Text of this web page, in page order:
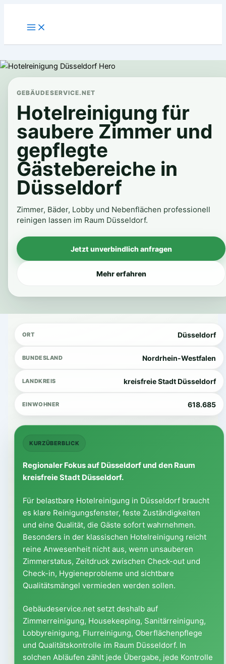
GEBÄUDESERVICE.NET
Hotelreinigung für
saubere Zimmer und
gepflegte
Gästebereiche in
Düsseldorf
Zimmer, Bäder, Lobby und Nebenflächen professionell
reinigen lassen im Raum Düsseldorf.
Jetzt unverbindlich anfragen
Mehr erfahren
ORT Düsseldorf
BUNDESLAND Nordrhein-Westfalen
LANDKREIS kreisfreie Stadt Düsseldorf
EINWOHNER 618.685
KURZÜBERBLICK
Regionaler Fokus auf Düsseldorf und den Raum
kreisfreie Stadt Düsseldorf.
Für belastbare Hotelreinigung in Düsseldorf braucht
es klare Reinigungsfenster, feste Zuständigkeiten
und eine Qualität, die Gäste sofort wahrnehmen.
Besonders in der klassischen Hotelreinigung reicht
reine Anwesenheit nicht aus, wenn unsauberen
Zimmerstatus, Zeitdruck zwischen Check-out und
Check-in, Hygieneprobleme und sichtbare
Qualitätsmängel vermieden werden sollen.
Gebäudeservice.net setzt deshalb auf
Zimmerreinigung, Housekeeping, Sanitärreinigung,
Lobbyreinigung, Flurreinigung, Oberflächenpflege
und Qualitätskontrolle im Raum Düsseldorf. In
solchen Abläufen zählt jede Übergabe, jede Kontrolle